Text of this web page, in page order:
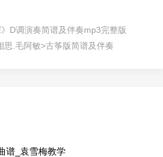
D调演奏简谱及伴奏mp3完整版
思.毛阿敏>古筝版简谱及伴奏
谱_袁雪梅教学